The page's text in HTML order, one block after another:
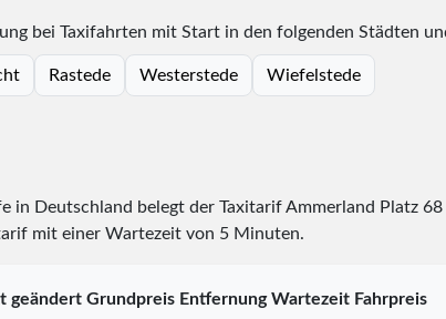
bei Taxifahrten mit Start in den folgenden Städten
Rastede Westerstede Wiefelstede
in Deutschland belegt der Taxitarif Ammerland Platz 68
mit einer Wartezeit von 5 Minuten.
geändert Grundpreis Entfernung Wartezeit Fahrpreis